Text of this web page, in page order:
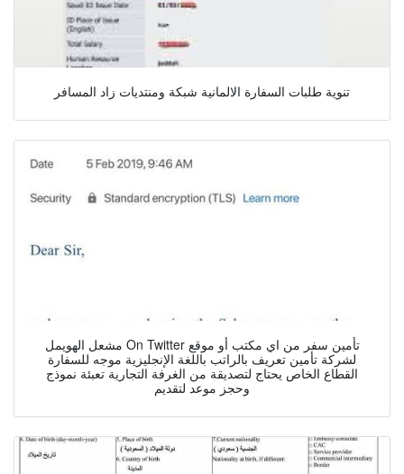
تنوية طلبات السفارة الالمانية شبكة ومنتديات زاد المسافر
مشعل الهويمل On Twitter تأمين سفر من اي مكتب أو موقع
لشركة تأمين تعريف بالراتب باللغة الإنجليزية موجه للسفارة
القطاع الخاص يحتاج لتصديقة من الغرفة التجارية تعبئة نموذج
وحجز موعد لتقديم